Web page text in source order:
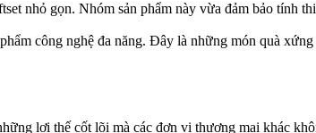
nhỏ gọn. Nhóm sản phẩm này vừa đảm bảo tính
công nghệ đa năng. Đây là những món quà
lợi thế cốt lõi mà các đơn vị thương mại khác